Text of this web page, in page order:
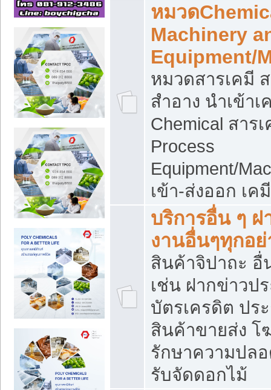
หมวด
Machinery
Equipment/
หมวดสารเคมี
สำอาง นำเข้
Chemical สาร
Process
Equipment/
เข้า-ส่งออก เ
บริการอื่น ๆ
งานอื่นๆทุกอ
สินค้าจิปาถะ อื่
เช่น ฝากข่าวป
บัตรเครดิต ปร
สินค้าขายส่ง
รักษาความปล
รับจัดดอกไม้